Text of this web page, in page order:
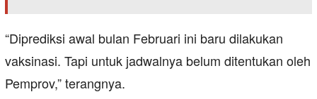
“Diprediksi awal bulan Februari ini baru dilakukan
vaksinasi. Tapi untuk jadwalnya belum ditentukan oleh
Pemprov,” terangnya.